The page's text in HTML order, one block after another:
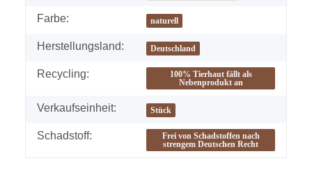
Farbe: naturell
Herstellungsland: Deutschland
Recycling:
100% Tierhaut fällt als
Nebenprodukt an
Verkaufseinheit: Stück
Schadstoff:
Frei von Schadstoffen nach
strengem Deutschen Recht